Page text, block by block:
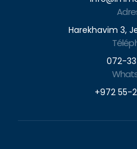
Harekhavim 3,
072-
+972 55-